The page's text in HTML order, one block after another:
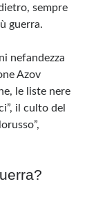
sempre
guerra.
nefandezza
Azov
le liste nere
il culto del